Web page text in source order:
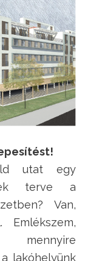
utat egy
terve a
Van,
Emlékszem,
lakóhelyünk